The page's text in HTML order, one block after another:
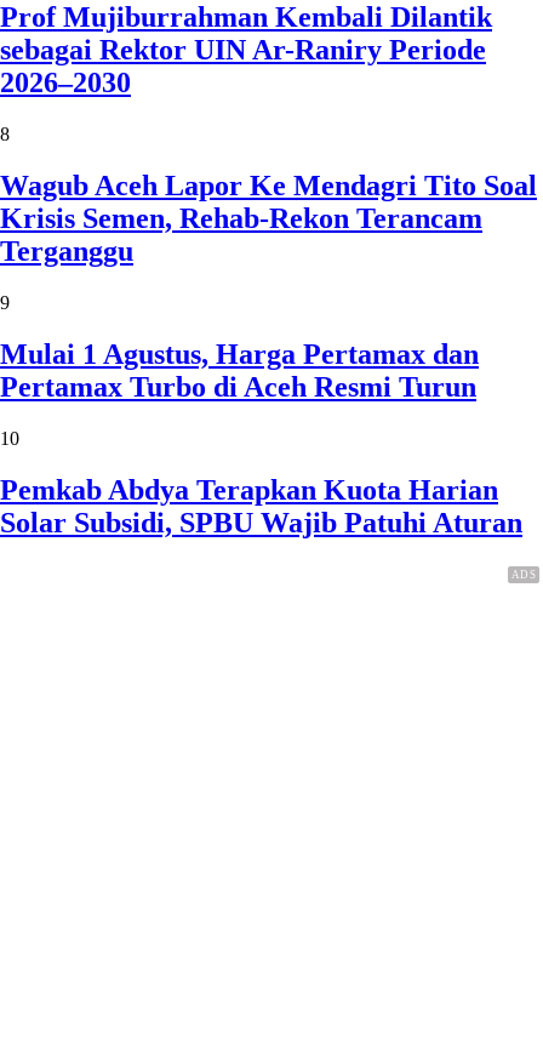
Prof Mujiburrahman Kembali Dilantik
sebagai Rektor UIN Ar-Raniry Periode
2026–2030
8
Wagub Aceh Lapor Ke Mendagri Tito Soal
Krisis Semen, Rehab-Rekon Terancam
Terganggu
9
Mulai 1 Agustus, Harga Pertamax dan
Pertamax Turbo di Aceh Resmi Turun
10
Pemkab Abdya Terapkan Kuota Harian
Solar Subsidi, SPBU Wajib Patuhi Aturan